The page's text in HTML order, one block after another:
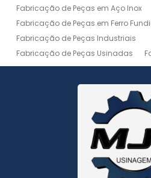
Fabricação de Peças em Aço Inox
Fabricação de Peças em Ferro
Fabricação de Peças Industriais
Fabricação de Peças Usinadas
Fabricante de Peças de Máquinas
Manutenção de Máquina
Peças
Serviço
Serviço de Usinagem
Serviço de
Serviços de Usinagem CNC
Serviços de Usinagem de Peças
Serviços de Usinagem Tornearia e
Usinagem